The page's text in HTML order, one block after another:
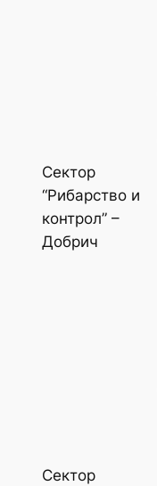
Сектор
“Рибарство и
контрол” –
Добрич
Сектор